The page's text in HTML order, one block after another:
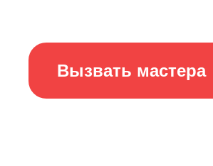
Вызвать мастера